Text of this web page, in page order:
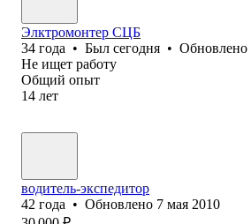
Элктромонтер СЦБ
34 года • Был сегодня • Обновлено
Не ищет работу
Общий опыт
14 лет
водитель-экспедитор
42 года • Обновлено 7 мая 2010